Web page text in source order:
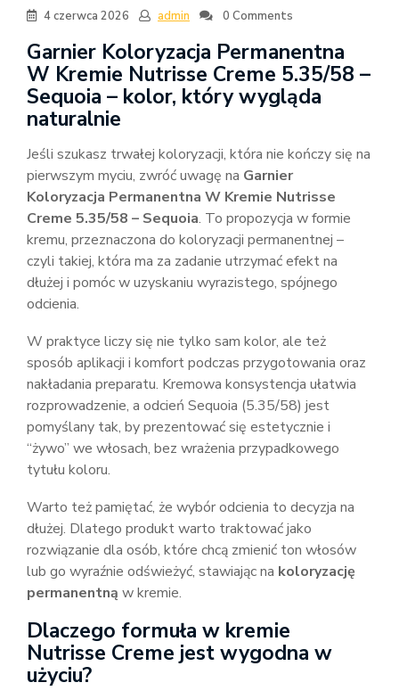
4 czerwca 2026 admin 0 Comments
Garnier Koloryzacja Permanentna
W Kremie Nutrisse Creme 5.35/58 –
Sequoia – kolor, który wygląda
naturalnie
Jeśli szukasz trwałej koloryzacji, która nie kończy się na
pierwszym myciu, zwróć uwagę na Garnier
Koloryzacja Permanentna W Kremie Nutrisse
Creme 5.35/58 – Sequoia. To propozycja w formie
kremu, przeznaczona do koloryzacji permanentnej –
czyli takiej, która ma za zadanie utrzymać efekt na
dłużej i pomóc w uzyskaniu wyrazistego, spójnego
odcienia.
W praktyce liczy się nie tylko sam kolor, ale też
sposób aplikacji i komfort podczas przygotowania oraz
nakładania preparatu. Kremowa konsystencja ułatwia
rozprowadzenie, a odcień Sequoia (5.35/58) jest
pomyślany tak, by prezentować się estetycznie i
“żywo” we włosach, bez wrażenia przypadkowego
tytułu koloru.
Warto też pamiętać, że wybór odcienia to decyzja na
dłużej. Dlatego produkt warto traktować jako
rozwiązanie dla osób, które chcą zmienić ton włosów
lub go wyraźnie odświeżyć, stawiając na koloryzację
permanentną w kremie.
Dlaczego formuła w kremie
Nutrisse Creme jest wygodna w
użyciu?